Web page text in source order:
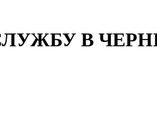
В